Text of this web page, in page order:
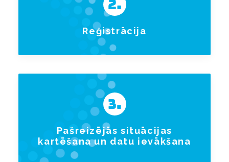
Reģistrācija
Pašreizējās situācijas
kartēšana un datu ievākšana